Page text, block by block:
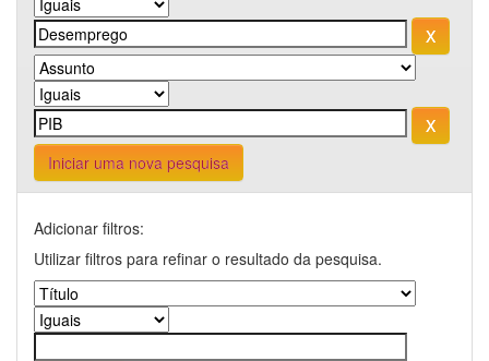
Iniciar uma nova pesquisa
Adicionar filtros:
Utilizar filtros para refinar o resultado da pesquisa.